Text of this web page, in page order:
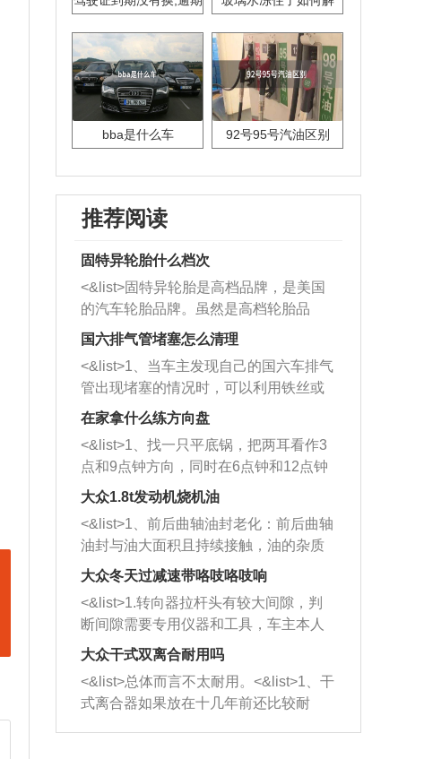
bba是什么车 92号95号汽油区别
推荐阅读
固特异轮胎什么档次
<&list>固特异轮胎是高档品牌，是美国
的汽车轮胎品牌。虽然是高档轮胎品
牌，但是中高低端的轮胎都有生产，这
也是为了更好的开拓市场。
国六排气管堵塞怎么清理
<&list>1、当车主发现自己的国六车排气
管出现堵塞的情况时，可以利用铁丝或
者是细棍，直接将杂物给取出来，如果
堵塞情况比较严重，也可以采取应急措
施。 <&list>2、直接利用木棍将所有的
杂物推到排气管里面的位置处，然后将
三元催化器拆解开，就可以将堵塞的东
西取出来。但如果是因为积碳过多引起
的堵塞，就需要将三元催化器泡在草酸
洗剂对堵塞的情况得到解决，将清洗剂
放在燃油箱中，与燃油混合后，车辆启
动时，就可以和汽油一起进入到燃烧
室，最后形成废气排出，就可以让三元
催化器得到清洗，排气管堵塞的情况就
能够得到解决。
在家拿什么练方向盘
<&list>1、找一只平底锅，把两耳看作3
点和9点钟方向，同时在6点钟和12点钟
方向做一个标记。 <&list>2、双手握住
一圈半的练习，往右同样也要打相同的
圈数。 <&list>3、最后强调要反复练
习，这样就可以形成肌肉记忆，在真实
驾驶车辆时，不需要记忆也能打好方
向。
大众1.8t发动机烧机油
<&list>1、前后曲轴油封老化：前后曲轴
油封与油大面积且持续接触，油的杂质
和发动机内持续温度变化使其密封效果
逐渐减弱，导致渗油或漏油。<&list>2、
活塞间隙过大：积碳会使活塞环与缸体
的间隙扩大，导致机油流入燃烧室中，
造成烧机油。<&list>3、机油粘度。使用
机油粘度过小的话，同样会有烧机油现
象，机油粘度过小具有很好的流动性，
大众冬天过减速带咯吱咯吱响
<&list>1.转向器拉杆头有较大间隙，判
断间隙需要专用仪器和工具，车主本人
无法制作，需要将车辆送到修理厂或4s
店；<&list>2.车辆半轴套管防尘罩破
裂，破裂后会出现漏油现象，使半轴磨
损严重，磨损的半轴容易损坏，产生异
响；<&list>3.稳定器的转向胶套和球头
大众干式双离合耐用吗
<&list>总体而言不太耐用。<&list>1、干
式离合器如果放在十几年前还比较耐